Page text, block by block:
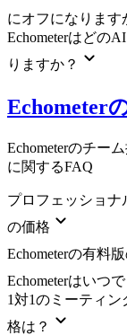
にオフになります
Echometerはどの
りますか？
Echometer
Echometerのチー
に関するFAQ
プロフェッショナ
の価格
Echometerの有料
Echometerはいつ
1対1のミーティン
格は？